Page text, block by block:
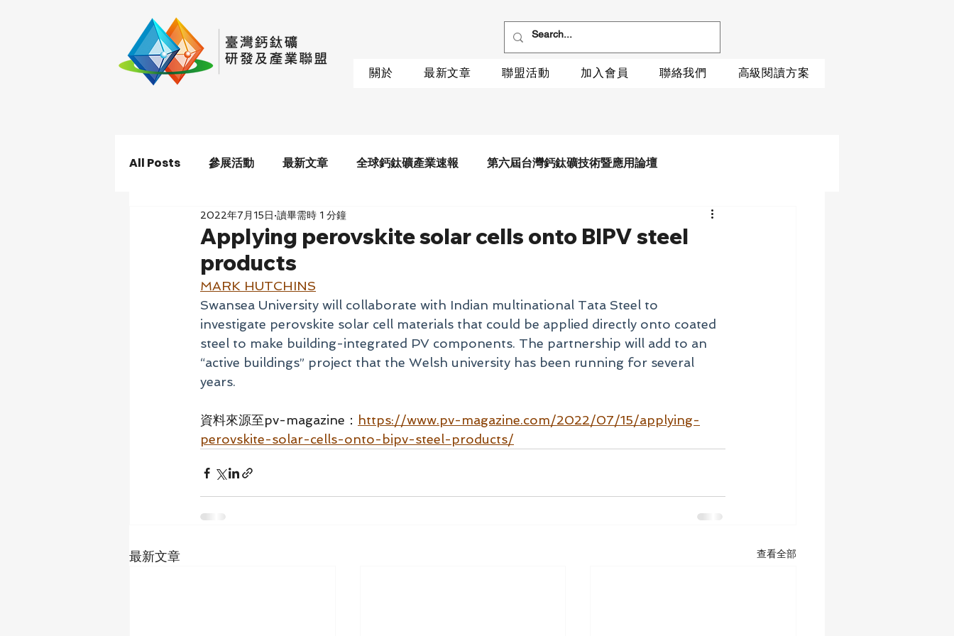
關於 最新文章 聯盟活動 加入會員 聯絡我們 高級閱讀方案
All Posts 參展活動 最新文章 全球鈣鈦礦產業速報 第六屆台灣鈣鈦礦技術暨應用論壇
Applying perovskite solar cells onto BIPV steel
products
2022年7月15日 讀畢需時 1 分鐘
MARK HUTCHINS
Swansea University will collaborate with Indian multinational Tata Steel to
investigate perovskite solar cell materials that could be applied directly onto coated
steel to make building-integrated PV components. The partnership will add to an
“active buildings” project that the Welsh university has been running for several
years.
資料來源至pv-magazine： https://www.pv-magazine.com/2022/07/15/applying-
perovskite-solar-cells-onto-bipv-steel-products/
最新文章 查看全部